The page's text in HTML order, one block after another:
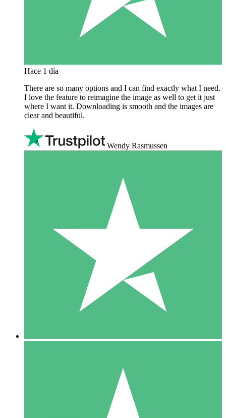
Hace 1 día
There are so many options and I can find exactly what I need.
I love the feature to reimagine the image as well to get it just
where I want it. Downloading is smooth and the images are
clear and beautiful.
Wendy Rasmussen